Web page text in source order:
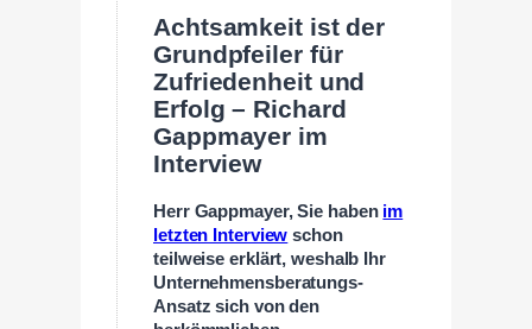
Achtsamkeit ist der
Grundpfeiler für
Zufriedenheit und
Erfolg – Richard
Gappmayer im
Interview
Herr Gappmayer, Sie haben im
letzten Interview schon
teilweise erklärt, weshalb Ihr
Unternehmensberatungs-
Ansatz sich von den